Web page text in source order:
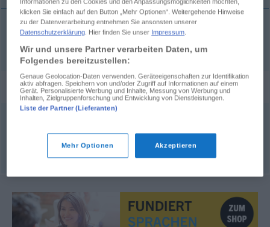
Synonyme für "Lumpen"
© OpenThesaurus.de
Informationen zu den Cookies und den Anpassungsmöglichkeiten möchten,
klicken Sie einfach auf den Button „Mehr Optionen“. Weitergehende Hinweise
zu der Datenverarbeitung entnehmen Sie ansonsten unserer
Datenschutzerklärung. Hier finden Sie unser Impressum.
Wir und unsere Partner verarbeiten Daten, um
Folgendes bereitzustellen:
Genaue Geolocation-Daten verwenden. Geräteeigenschaften zur Identifikation
aktiv abfragen. Speichern von und/oder Zugriff auf Informationen auf einem
Gerät. Personalisierte Werbung und Inhalte, Messung von Werbung und
Inhalten, Zielgruppenforschung und Entwicklung von Dienstleistungen.
Liste der Partner (Lieferanten)
Mehr Optionen Akzeptieren